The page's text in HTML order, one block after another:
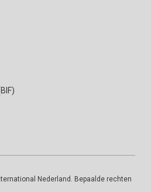
Nederland. Bepaalde rechten